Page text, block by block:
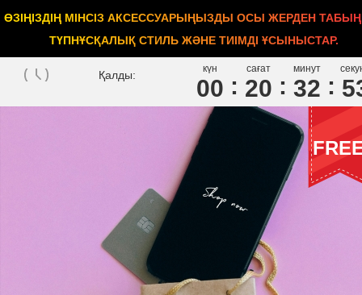
ӨЗІҢІЗДІҢ МІНСІЗ АКСЕССУАРЫҢЫЗДЫ ОСЫ ЖЕРДЕН
ТҮПНҰСҚАЛЫҚ СТИЛЬ ЖӘНЕ ТИІМДІ ҰСЫНЫСТАР.
Қалды: күн
00
сағат
20
минут
32 5